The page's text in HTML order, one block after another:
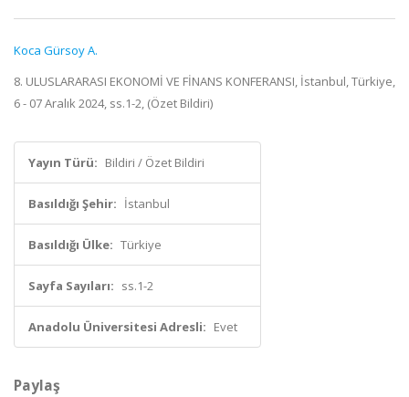
Koca Gürsoy A.
8. ULUSLARARASI EKONOMİ VE FİNANS KONFERANSI, İstanbul, Türkiye,
6 - 07 Aralık 2024, ss.1-2, (Özet Bildiri)
Yayın Türü: Bildiri / Özet Bildiri
Basıldığı Şehir: İstanbul
Basıldığı Ülke: Türkiye
Sayfa Sayıları: ss.1-2
Anadolu Üniversitesi Adresli: Evet
Paylaş